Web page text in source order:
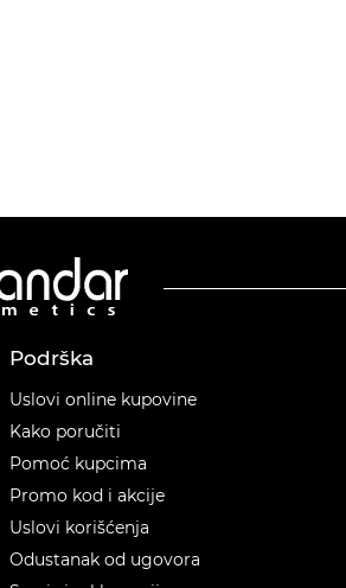
Podrška
Uslovi online kupovine
Kako poručiti
Pomoć kupcima
Promo kod i akcije
Uslovi korišćenja
Odustanak od ugovora